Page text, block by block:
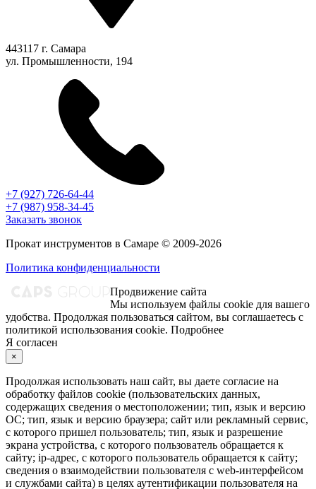
443117 г. Самара
ул. Промышленности, 194
+7 (927) 726-64-44
+7 (987) 958-34-45
Заказать звонок
Прокат инструментов в Самаре © 2009-2026
Политика конфиденциальности
Продвижение сайта
Мы используем файлы cookie для вашего
удобства. Продолжая пользоваться сайтом, вы соглашаетесь с
политикой использования cookie. Подробнее
Я согласен
×
Продолжая использовать наш сайт, вы даете согласие на
обработку файлов cookie (пользовательских данных,
содержащих сведения о местоположении; тип, язык и версию
ОС; тип, язык и версию браузера; сайт или рекламный сервис,
с которого пришел пользователь; тип, язык и разрешение
экрана устройства, с которого пользователь обращается к
сайту; ip-адрес, с которого пользователь обращается к сайту;
сведения о взаимодействии пользователя с web-интерфейсом
и службами сайта) в целях аутентификации пользователя на